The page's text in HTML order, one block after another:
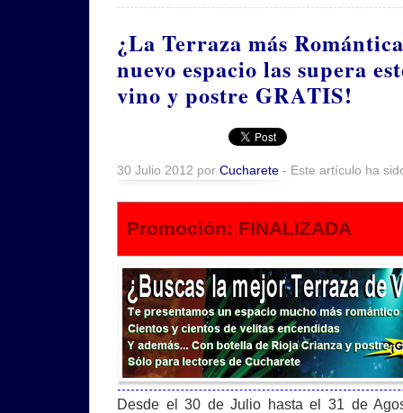
¿La Terraza más
nuevo espacio las supera
vino y postre GRATIS!
30 Julio 2012 por Cucharete - Este artículo ha
Promoción: FINALIZADA
Desde el 30 de Julio hasta el 31 de